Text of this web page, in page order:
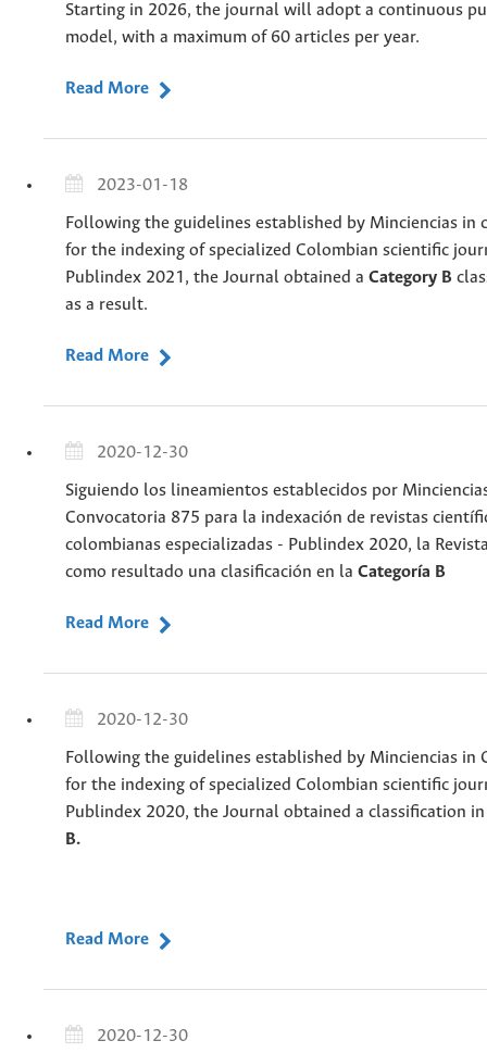
Starting in 2026, the journal will adopt a continuous
model, with a maximum of 60 articles per year.
Read More
2023-01-18
Following the guidelines established by Minciencias in
for the indexing of specialized Colombian scientific
Publindex 2021, the Journal obtained a Category B
as a result.
Read More
2020-12-30
Siguiendo los lineamientos establecidos por
Convocatoria 875 para la indexación de revistas
colombianas especializadas - Publindex 2020, la
como resultado una clasificación en la Categoría B
Read More
2020-12-30
Following the guidelines established by Minciencias in
for the indexing of specialized Colombian scientific
Publindex 2020, the Journal obtained a classification
B.
Read More
2020-12-30